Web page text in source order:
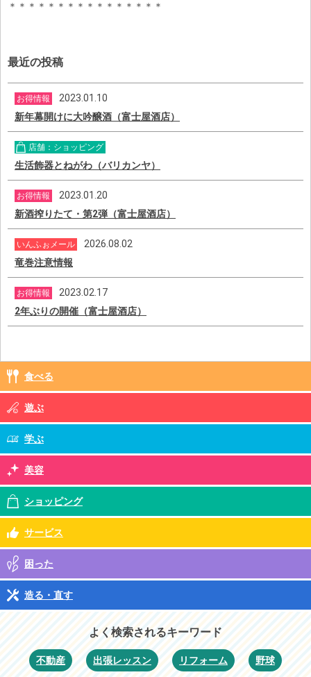
＊＊＊＊＊＊＊＊＊＊＊＊＊＊＊＊
最近の投稿
お得情報
2023.01.10
新年幕開けに大吟醸酒（富士屋酒店）
店舗：ショッピング
生活飾器とねがわ（バリカンヤ）
お得情報
2023.01.20
新酒搾りたて・第2弾（富士屋酒店）
いんふぉメール
2026.08.02
竜巻注意情報
お得情報
2023.02.17
2年ぶりの開催（富士屋酒店）
食べる
遊ぶ
学ぶ
美容
ショッピング
サービス
困った
造る・直す
よく検索されるキーワード
不動産 出張レッスン リフォーム 野球